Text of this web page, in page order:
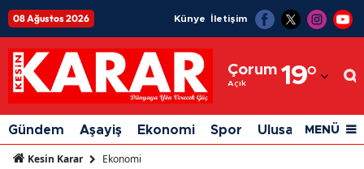
08 Ağustos 2026 Künye İletişim
Çorum
Açık 19°
Adıyaman
Afyonkarahisar
Ağrı
Gündem Aşayiş Ekonomi Spor Ulusal Siyaset
MENÜ
Kesin Karar Ekonomi